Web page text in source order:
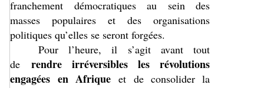
franchement démocratiques au sein des
masses populaires et des organisations
politiques qu’elles se seront forgées.
Pour l’heure, il s’agit avant tout
de rendre irréversibles les révolutions
engagées en Afrique et de consolider la